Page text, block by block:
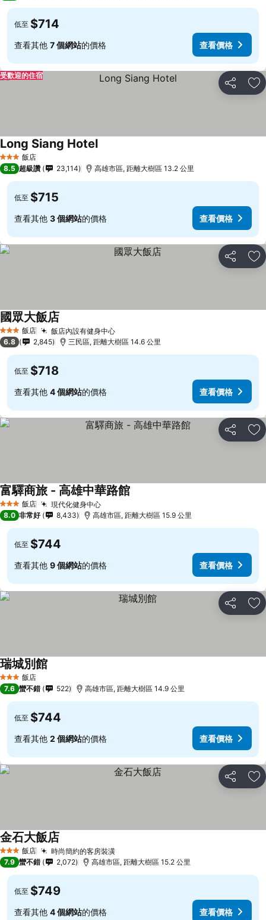
低至 $714
查看其他 7 個網站的價格 查看價格
分享 加
受歡迎的住宿
3 星級 飯店
Long Siang Hotel查看價格
8.5 超級讚 23,114 高雄市區, 距離大樹區 13.2 公里
低至 $715
查看其他 3 個網站的價格 查看價格
分享 加
3 星級 飯店 飯店內設有健身中心查看價格
國眾大飯店
6.8 2,845 三民區, 距離大樹區 14.6 公里
低至 $718
查看其他 4 個網站的價格 查看價格
分享 加
3 星級 飯店 現代化健身中心查看價格
富驛商旅 - 高雄中華路館
8.0 非常好 8,433 高雄市區, 距離大樹區 15.9 公里
低至 $744
查看其他 9 個網站的價格 查看價格
分享 加
3 星級 飯店
瑞城別館
7.6 蠻不錯 522 高雄市區, 距離大樹區 14.9 公里
低至 $744
查看其他 2 個網站的價格 查看價格
分享 加
3 星級 飯店 時尚簡約的客房裝潢查看價格
金石大飯店
7.9 蠻不錯 2,072 高雄市區, 距離大樹區 15.2 公里
低至 $749
查看其他 4 個網站的價格 查看價格